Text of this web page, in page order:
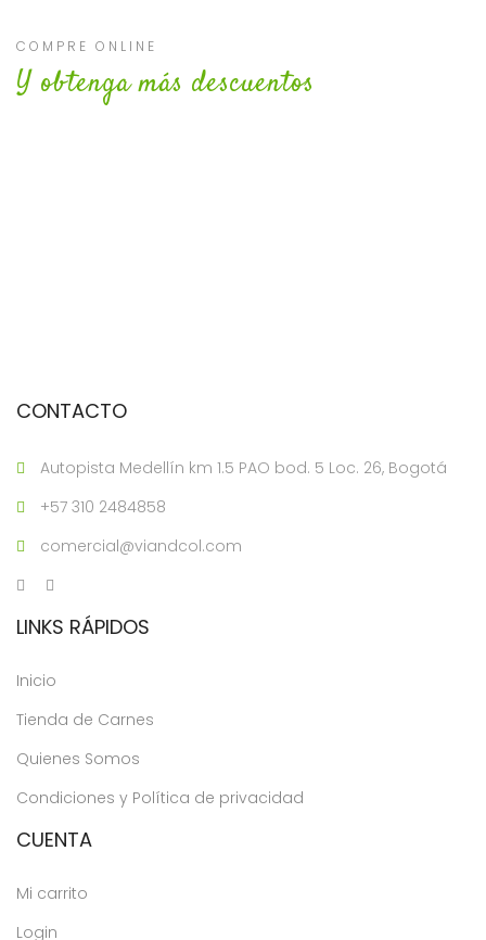
COMPRE ONLINE
Y obtenga más descuentos
CONTACTO
Autopista Medellín km 1.5 PAO bod. 5 Loc. 26, Bogotá
+57 310 2484858
comercial@viandcol.com
LINKS RÁPIDOS
Inicio
Tienda de Carnes
Quienes Somos
Condiciones y Política de privacidad
CUENTA
Mi carrito
Login